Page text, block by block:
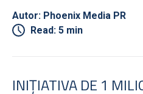
Autor: Phoenix Media PR
Read: 5 min
INIȚIATIVA DE 1